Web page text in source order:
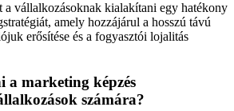
a vállalkozásoknak kialakítani egy hatékony
amely hozzájárul a hosszú távú
erősítése és a fogyasztói lojalitás
a marketing képzés
számára?